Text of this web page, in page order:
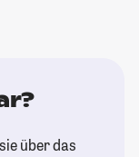
über das